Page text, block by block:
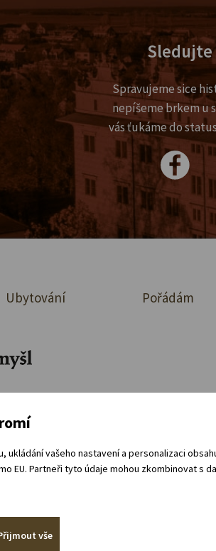
Spravujeme sice
nepíšeme brkem u
vás ťukáme do
Ubytování Pořádám
ukládání vašeho nastavení a personalizaci
EU. Partneři tyto údaje mohou zkombinovat
vše